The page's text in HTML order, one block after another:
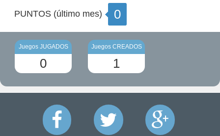
PUNTOS (último mes) 0
Juegos JUGADOS
0
Juegos CREADOS
1